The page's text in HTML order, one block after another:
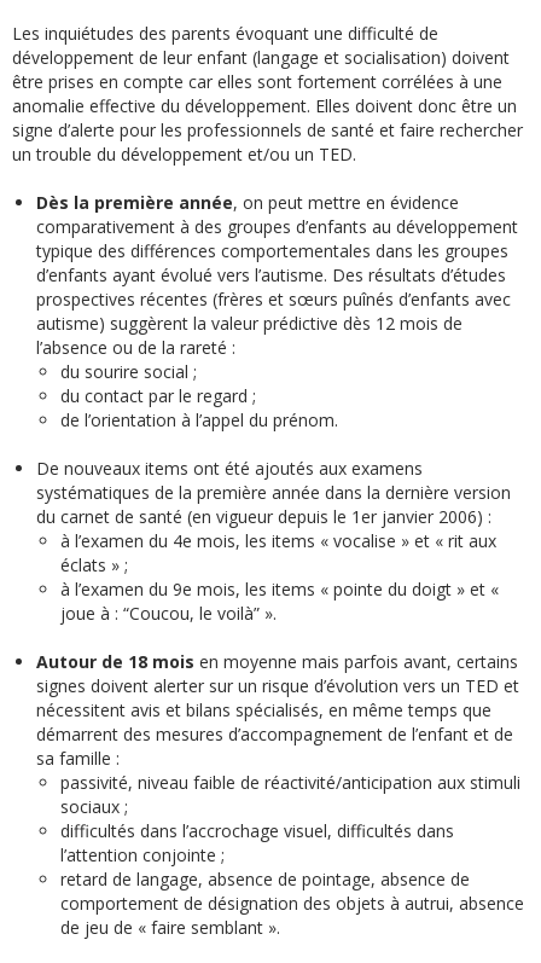
Les inquiétudes des parents évoquant une difficulté de
développement de leur enfant (langage et socialisation) doivent
être prises en compte car elles sont fortement corrélées à une
anomalie effective du développement. Elles doivent donc être un
signe d’alerte pour les professionnels de santé et faire rechercher
un trouble du développement et/ou un TED.
Dès la première année, on peut mettre en évidence
comparativement à des groupes d’enfants au développement
typique des différences comportementales dans les groupes
d’enfants ayant évolué vers l’autisme. Des résultats d’études
prospectives récentes (frères et sœurs puînés d’enfants avec
autisme) suggèrent la valeur prédictive dès 12 mois de
l’absence ou de la rareté :
du sourire social ;
du contact par le regard ;
de l’orientation à l’appel du prénom.
De nouveaux items ont été ajoutés aux examens
systématiques de la première année dans la dernière version
du carnet de santé (en vigueur depuis le 1er janvier 2006) :
à l’examen du 4e mois, les items « vocalise » et « rit aux
éclats » ;
à l’examen du 9e mois, les items « pointe du doigt » et «
joue à : “Coucou, le voilà” ».
Autour de 18 mois en moyenne mais parfois avant, certains
signes doivent alerter sur un risque d’évolution vers un TED et
nécessitent avis et bilans spécialisés, en même temps que
démarrent des mesures d’accompagnement de l’enfant et de
sa famille :
passivité, niveau faible de réactivité/anticipation aux stimuli
sociaux ;
difficultés dans l’accrochage visuel, difficultés dans
l’attention conjointe ;
retard de langage, absence de pointage, absence de
comportement de désignation des objets à autrui, absence
de jeu de « faire semblant ».